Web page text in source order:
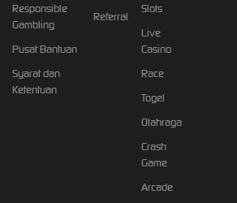
Responsible
Gambling
Pusat Bantuan
Syarat dan
Ketentuan
Referral
Slots
Live
Casino
Race
Togel
Olahraga
Crash
Game
Arcade